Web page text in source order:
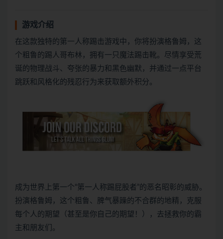
游戏介绍
在这款独特的第一人称踢击游戏中，你将扮演格鲁姆，这
个粗鲁的踢人哥布林，拥有一只魔法踢击靴。尽情享受荒
诞的物理战斗、夸张的暴力和黑色幽默，并通过一点平台
跳跃和风格化的残忍行为来获取额外积分。
成为世界上第一个“第一人称踢屁股者”的恶名昭彰的威胁。
扮演格鲁姆，这个粗鲁、脾气暴躁的不合群的地精，克服
每个人的期望（甚至是你自己的期望！），去拯救你的霸
主和朋友们。